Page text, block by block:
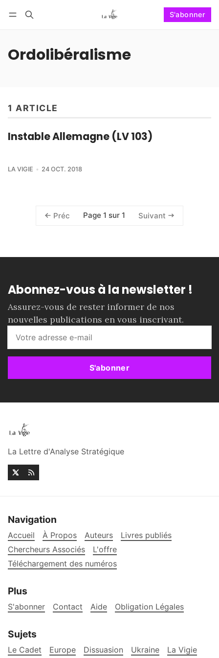
S'abonner
Ordolibéralisme
1 ARTICLE
Instable Allemagne (LV 103)
LA VIGIE 24 OCT. 2018
Préc Page 1 sur 1 Suivant
Abonnez-vous à la newsletter !
Assurez-vous de rester informer de nos
nouvelles publications en vous inscrivant.
S'abonner
La Lettre d'Analyse Stratégique
Navigation
Accueil À Propos Auteurs
Livres publiés
Chercheurs Associés
L'offre
Téléchargement des numéros
Plus
S'abonner Contact Aide Obligation Légales
Sujets
Le Cadet Europe Dissuasion Ukraine La Vigie